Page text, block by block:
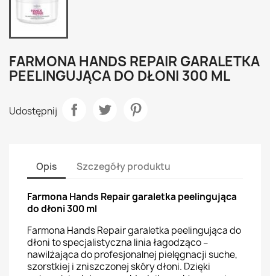
FARMONA HANDS REPAIR GARALETKA
PEELINGUJĄCA DO DŁONI 300 ML
Udostępnij
Opis Szczegóły produktu
Farmona Hands Repair garaletka peelingująca
do dłoni 300 ml
Farmona Hands Repair garaletka peelingująca do
dłoni to specjalistyczna linia łagodząco –
nawilżająca do profesjonalnej pielęgnacji suche,
szorstkiej i zniszczonej skóry dłoni. Dzięki